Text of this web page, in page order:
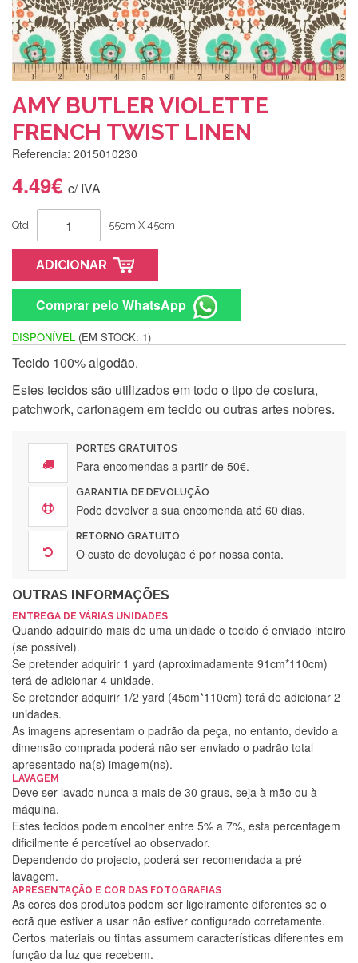
AMY BUTLER VIOLETTE
FRENCH TWIST LINEN
Referencia: 2015010230
4.49€ c/ IVA
Qtd: 55cm X 45cm
ADICIONAR
Comprar pelo WhatsApp
DISPONÍVEL (EM STOCK: 1)
Tecido 100% algodão.
Estes tecidos são utilizados em todo o tipo de costura,
patchwork, cartonagem em tecido ou outras artes nobres.
PORTES GRATUITOS
Para encomendas a partir de 50€.
GARANTIA DE DEVOLUÇÃO
Pode devolver a sua encomenda até 60 dias.
RETORNO GRATUITO
O custo de devolução é por nossa conta.
OUTRAS INFORMAÇÕES
ENTREGA DE VÁRIAS UNIDADES
Quando adquirido mais de uma unidade o tecido é enviado inteiro
(se possível).
Se pretender adquirir 1 yard (aproximadamente 91cm*110cm)
terá de adicionar 4 unidade.
Se pretender adquirir 1/2 yard (45cm*110cm) terá de adicionar 2
unidades.
As imagens apresentam o padrão da peça, no entanto, devido a
dimensão comprada poderá não ser enviado o padrão total
apresentado na(s) imagem(ns).
LAVAGEM
Deve ser lavado nunca a mais de 30 graus, seja à mão ou à
máquina.
Estes tecidos podem encolher entre 5% a 7%, esta percentagem
dificilmente é percetível ao observador.
Dependendo do projecto, poderá ser recomendada a pré
lavagem.
APRESENTAÇÃO E COR DAS FOTOGRAFIAS
As cores dos produtos podem ser ligeiramente diferentes se o
ecrã que estiver a usar não estiver configurado corretamente.
Certos materiais ou tintas assumem características diferentes em
função da luz que recebem.
Silvia Lopes
Encomenda direitinha. Rapidez e segurança. Volto a
encomendar.